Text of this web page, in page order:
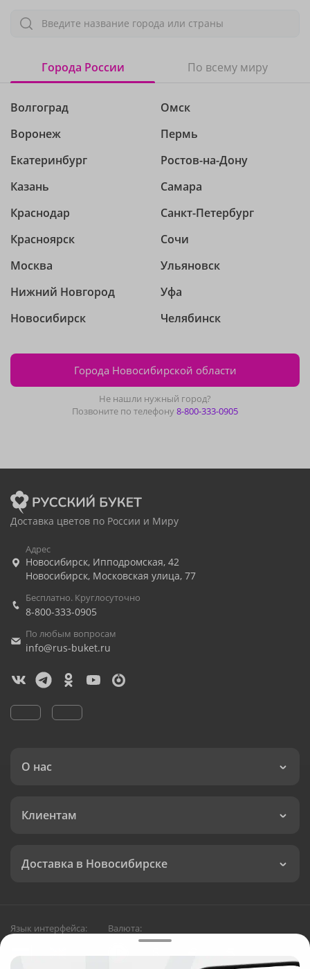
Введите название города или страны
Города России По всему миру
Волгоград
Воронеж
Екатеринбург
Казань
Краснодар
Красноярск
Москва
Нижний Новгород
Новосибирск
Омск
Пермь
Ростов-на-Дону
Самара
Санкт-Петербург
Сочи
Ульяновск
Уфа
Челябинск
Города Новосибирской области
Не нашли нужный город?
Позвоните по телефону8-800-333-0905
Доставка цветов по России и Миру
Адрес
Новосибирск, Ипподромская, 42
Новосибирск, Московская улица, 77
Бесплатно. Круглосуточно
8-800-333-0905
По любым вопросам
info@rus-buket.ru
О нас
Клиентам
Доставка в Новосибирске
Язык интерфейса: Валюта: